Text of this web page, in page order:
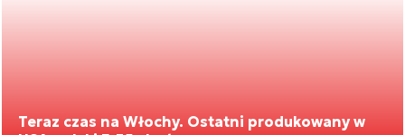
Teraz czas na Włochy. Ostatni produkowany w